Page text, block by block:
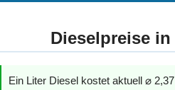
Dieselpreise
Ein Liter Diesel kostet aktuell ⌀